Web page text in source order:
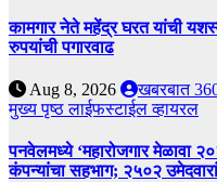
कामगार नेते महेंद्र घरत यांची
रुपयांची पगारवाढ
Aug 8, 2026
खबरबात
मुख्य पृष्ठलाईफस्टाईलव्हायरल
पनवेलमध्ये ‘महारोजगार मेळावा
कंपन्यांचा सहभाग; २५०२